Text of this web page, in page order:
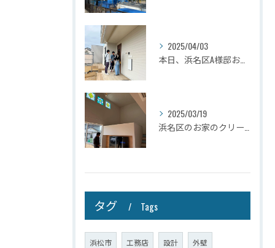
2025/04/03
2025/03/19
タグ Tags
浜松市 工務店 設計 外壁